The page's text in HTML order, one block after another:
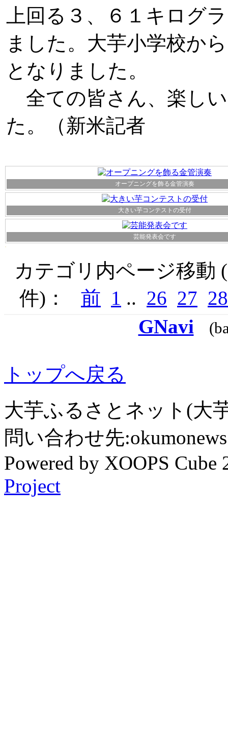
上回る３、６１キログ
ました。大芋小学校か
となりました。
全ての皆さん、楽し
た。（新米記者
オープニングを飾る金管演奏
大きい芋コンテストの受付
芸能発表会です
カテゴリ内ページ移動
件)： 前 1 .. 26 27 28
GNavi
トップへ戻る
大芋ふるさとネット(大
問い合わせ先
Powered by XOOPS
Project